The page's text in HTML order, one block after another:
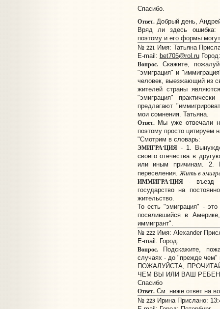
Спасибо.
Ответ.Добрый день,
Вряд ли здесь ошибка:
поэтому и его формы
№ 221 Имя: Татьяна
E-mail: bet705@rol.ru
Вопрос.Скажите,
"эмиграция" и
человек, выезжающий из
жителей страны
"эмиграция"
предлагают
мои сомнения. Татьяна.
Ответ.Мы уже отвечали
поэтому просто цитируем
"Смотрим в словарь:
ЭМИГРА'ЦИЯ- 1.
своего отечества в
или иным причинам. 2.
переселения.Жить в
ИММИГРА'ЦИЯ- въезд
государство на
жительство.
То есть "эмиграция" -
поселившийся в
иммигрант".
№ 222Имя: Alexander
E-mail: Город:
Вопрос.Подскажите,
случаях - до "прежде
ПОЖАЛУЙСТА,
ЧЕМ ВЫ ИЛИ ВАШ
Спасибо
Ответ.См. ниже ответ на
№ 223Ирина Прислано: